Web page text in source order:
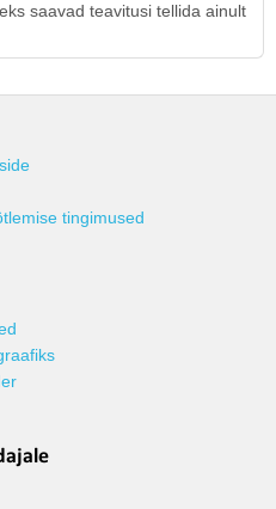
saavad teavitusi tellida ainult
tingimused